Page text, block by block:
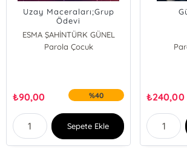
Uzay Maceraları;Grup
Ödevi
ESMA ŞAHİNTÜRK GÜNEL
Parola Çocuk
₺90,00 %40
Sepete Ekle
₺240,00